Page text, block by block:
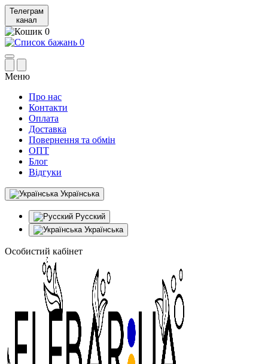
Телеграм
канал
0
0
Меню
Про нас
Контакти
Оплата
Доставка
Повернення та обмін
ОПТ
Блог
Відгуки
Українська
Русский
Українська
Особистий кабінет